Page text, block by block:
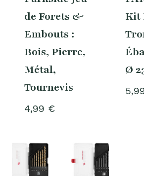
de Forets &
Embouts :
Bois, Pierre,
Métal,
Tournevis
4,99 €
Kit
Ø